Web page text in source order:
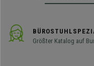
Größter Katalog auf